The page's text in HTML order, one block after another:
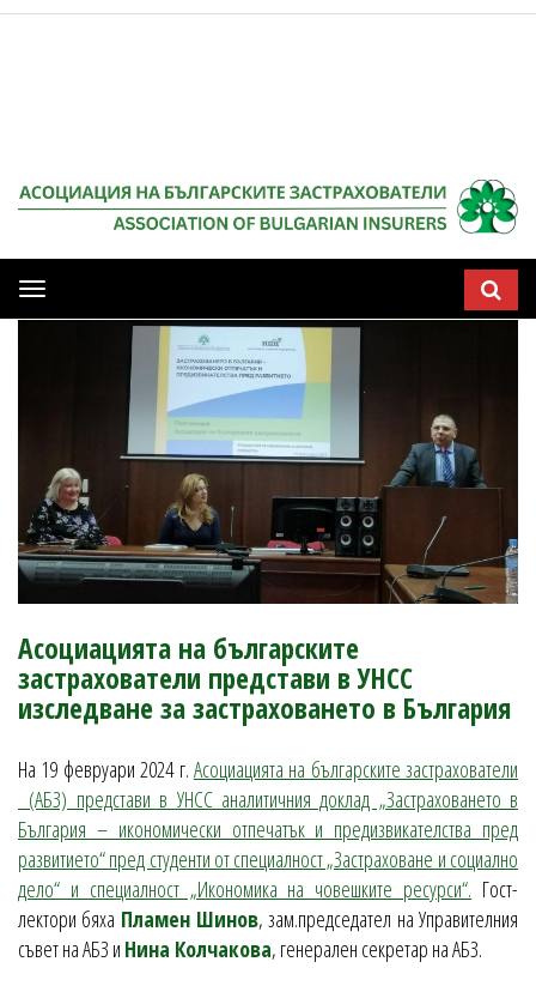
Мобилна
навигация
Асоциацията на българските
застрахователи представи в УНСС
изследване за застраховането в България
На 19 февруари 2024 г. Асоциацията на българските застрахователи
(АБЗ) представи в УНСС аналитичния доклад „Застраховането в
България – икономически отпечатък и предизвикателства пред
развитието“ пред студенти от специалност „Застраховане и социално
дело“ и специалност „Икономика на човешките ресурси“. Гост-
лектори бяха Пламен Шинов, зам.председател на Управителния
съвет на АБЗ и Нина Колчакова, генерален секретар на АБЗ.